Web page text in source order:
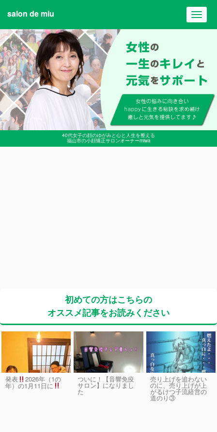
40代女子の顔のゆがみと心と人生を整える
福山市の小顔矯正サロンオーナーmiwa
salon de miu
初めての方はこちらの
オススメ記事をお読みください
発表 2026年（1の
年）の1月11日に
ついに！【音響免疫
サロン】になりまし
た
売り上げを追わない
のに、売り上げが上
がるけつ子流経営の
道のり③